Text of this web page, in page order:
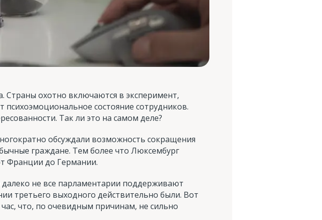
Страны охотно включаются в эксперимент,
состояние сотрудников.
Так ли это на самом деле?
обсуждали возможность сокращения
граждане. Тем более что Люксембург
Франции до Германии.
не все парламентарии поддерживают
третьего выходного действительно были. Вот
что, по очевидным причинам, не сильно